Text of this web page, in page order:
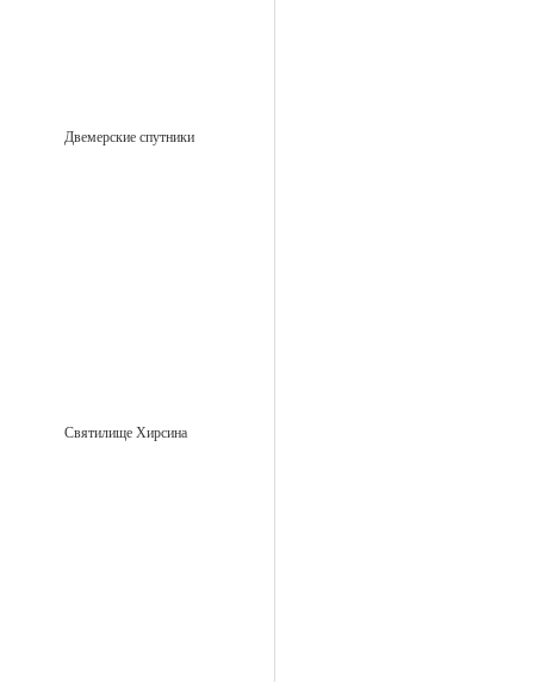
Двемерские спутники
Святилище Хирсина